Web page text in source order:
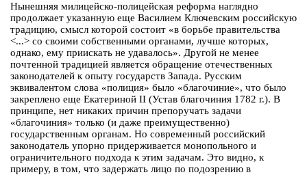
Нынешняя милицейско-полицейская реформа наглядно
продолжает указанную еще Василием Ключевским российскую
традицию, смысл которой состоит «в борьбе правительства
<...> со своими собственными органами, лучше которых,
однако, ему приискать не удавалось». Другой не менее
почтенной традицией является обращение отечественных
законодателей к опыту государств Запада. Русским
эквивалентом слова «полиция» было «благочиние», что было
закреплено еще Екатериной II (Устав благочиния 1782 г.). В
принципе, нет никаких причин препоручать задачи
«благочиния» только (и даже преимущественно)
государственным органам. Но современный российский
законодатель упорно придерживается монопольного и
ограничительного подхода к этим задачам. Это видно, к
примеру, в том, что задержать лицо по подозрению в